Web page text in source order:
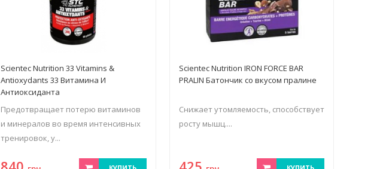
Scientec Nutrition 33 Vitamins &
Antioxydants 33 Витамина И
Антиоксиданта
Предотвращает потерю витаминов
и минералов во время интенсивных
тренировок, у...
Scientec Nutrition IRON FORCE BAR
PRALIN Батончик со вкусом пралине
Снижает утомляемость, способствует
росту мышц....